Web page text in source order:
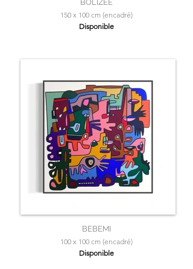
BOLIZÉE
150 x 100 cm (encadré)
Disponible
BEBEMI
100 x 100 cm (encadré)
Disponible